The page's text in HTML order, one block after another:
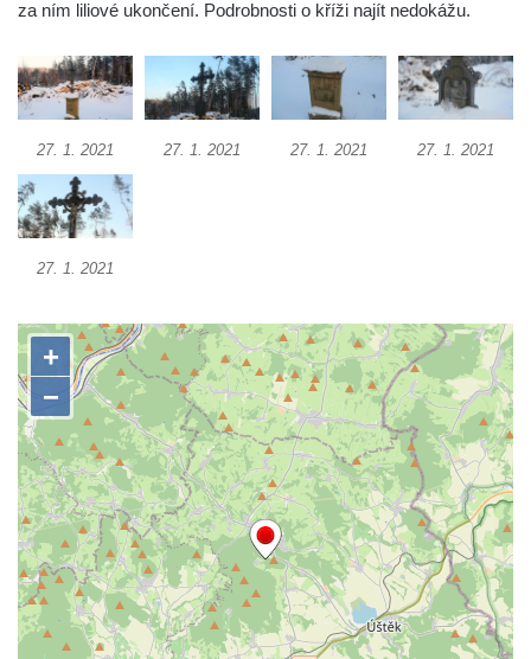
Kříž poblíž domu čp. 169 v Plavu
Boží muka v Plavu
Kříž u Obrázku severovýchodně od
Práchně
Kříž na rozcestí u domu čp. 283 v Dolním
Podluží
Údajný kříž u domu čp. 283 ve Chřibské
Kříž jižně od Bukolu
Kříž na návsi v Bukolu
Centrální kříž hřbitova v Hrobčicích
Kříž u silnice z Chouče do Mirošovic
Centrální kříž hřbitova v Chouči
Kříž na rozcestí v Záluží
Kříž v ulici V Zátiší v Dobříni
Boží muka u domu čp. 392 na rohu ulic Na
za ním liliové ukončení. Podrobnosti o kříži najít nedokážu.
27. 1. 2021 27. 1. 2021 27. 1. 2021 27. 1. 2021
27. 1. 2021